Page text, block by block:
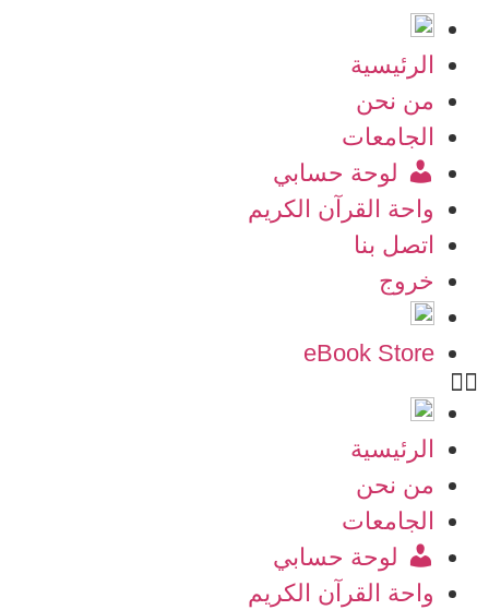
الرئيسية
من نحن
الجامعات
لوحة حسابي
واحة القرآن الكريم
اتصل بنا
خروج
eBook Store
الرئيسية
من نحن
الجامعات
لوحة حسابي
واحة القرآن الكريم